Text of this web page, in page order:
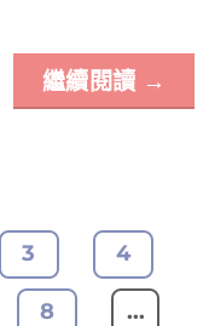
繼續閱讀 →
3 4
8 ...